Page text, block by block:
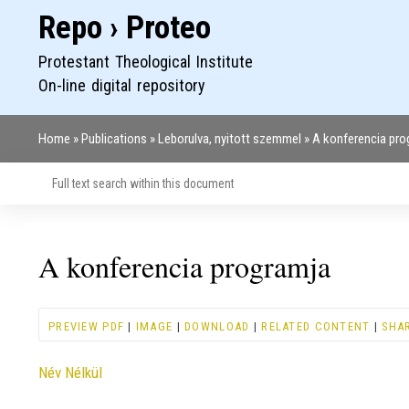
Repo › Proteo
Protestant Theological Institute
On-line digital repository
Home Publications Leborulva, nyitott szemmel A konferencia
A konferencia programja
PREVIEW PDF | IMAGE |DOWNLOAD |RELATED CONTENT |
Contributor
Név Nélkül